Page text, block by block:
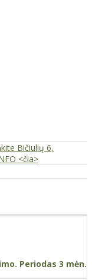
Bičiulių 6,
<čia>
Periodas 3 mėn.